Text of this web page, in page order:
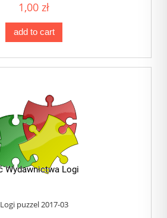
1,00 zł
add to cart
Logi puzzel 2017-03